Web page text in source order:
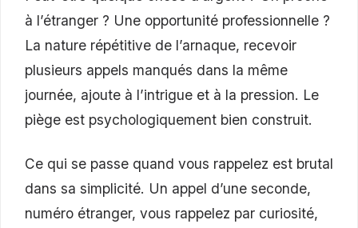
à l’étranger ? Une opportunité professionnelle ?
La nature répétitive de l’arnaque, recevoir
plusieurs appels manqués dans la même
journée, ajoute à l’intrigue et à la pression. Le
piège est psychologiquement bien construit.
Ce qui se passe quand vous rappelez est brutal
dans sa simplicité. Un appel d’une seconde,
numéro étranger, vous rappelez par curiosité,